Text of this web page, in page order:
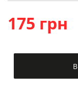
175 грн